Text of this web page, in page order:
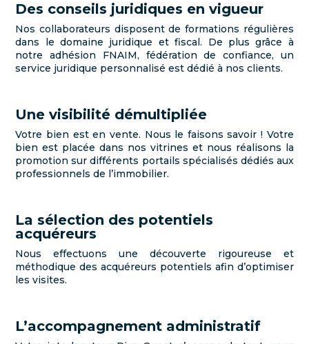
Des conseils juridiques en vigueur
Nos collaborateurs disposent de formations régulières
dans le domaine juridique et fiscal. De plus grâce à
notre adhésion FNAIM, fédération de confiance, un
service juridique personnalisé est dédié à nos clients.
Une visibilité démultipliée
Votre bien est en vente. Nous le faisons savoir ! Votre
bien est placée dans nos vitrines et nous réalisons la
promotion sur différents portails spécialisés dédiés aux
professionnels de l’immobilier.
La sélection des potentiels
acquéreurs
Nous effectuons une découverte rigoureuse et
méthodique des acquéreurs potentiels afin d’optimiser
les visites.
L’accompagnement administratif